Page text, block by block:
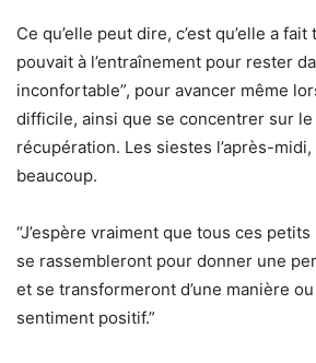
Ce qu’elle peut dire, c’est qu’elle a fait
pouvait à l’entraînement pour rester
inconfortable”, pour avancer même
difficile, ainsi que se concentrer sur
récupération. Les siestes l’après-
beaucoup.
“J’espère vraiment que tous ces
se rassembleront pour donner une
et se transformeront d’une manière ou
sentiment positif.”